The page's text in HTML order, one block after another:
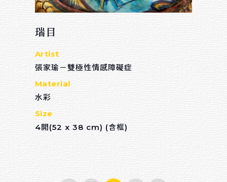
瑞目
Artist
張家瑜－雙極性情感障礙症
Material
水彩
Size
4開(52 x 38 cm) (含框)